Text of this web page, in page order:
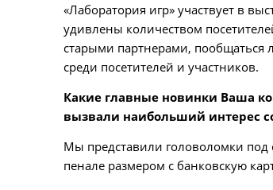
«Лаборатория игр» участвует в
удивлены количеством
старыми партнерами, пообщаться
среди посетителей и участников.
Какие главные новинки Ваша
вызвали наибольший интерес
Мы представили головоломки под
пенале размером с банковскую